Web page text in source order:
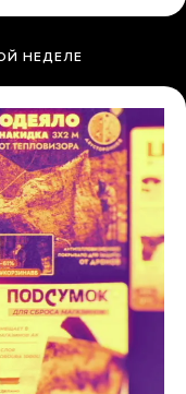
НЕДЕЛЕ